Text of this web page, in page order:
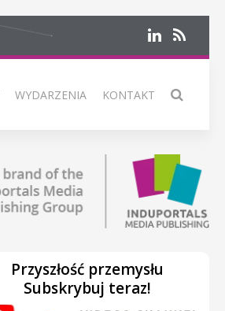
WYDARZENIA KONTAKT
Przyszłość przemysłu
Subskrybuj teraz!